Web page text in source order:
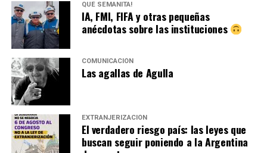
QUÉ SEMANITA!
IA, FMI, FIFA y otras pequeñas
anécdotas sobre las instituciones
COMUNICACIÓN
Las agallas de Agulla
EXTRANJERIZACIÓN
El verdadero riesgo país: las leyes que
buscan seguir poniendo a la Argentina